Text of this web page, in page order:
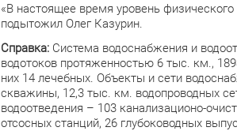
«В настоящее время уровень
подытожил Олег Казурин.
Справка:Система водоснабжения и
водотоков протяженностью 6 тыс. км.,
них 14 лечебных. Объекты и сети
скважины, 12,3 тыс. км. водопроводных
водоотведения – 103 канализационо-
отсосных станций, 26 глубоководных